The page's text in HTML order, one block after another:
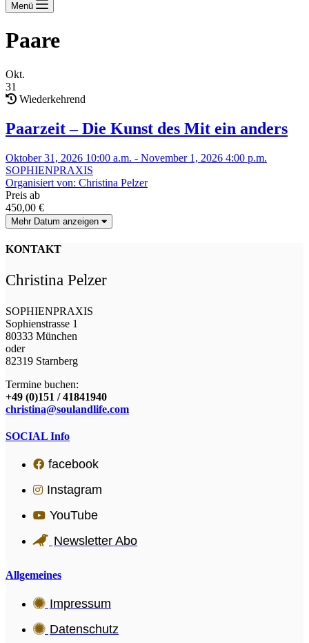
Menü
Paare
Okt.
31
Wiederkehrend
Paarzeit – Die Kunst des Mit ein anders
Oktober 31, 2026 10:00 a.m. - November 1, 2026 4:00 p.m.
SOPHIENPRAXIS
Organisiert von: Christina Pelzer
Preis ab
450,00 €
Mehr Datum anzeigen
KONTAKT
Christina Pelzer
SOPHIENPRAXIS
Sophienstrasse 1
80333 München
oder
82319 Starnberg
Termine buchen:
+49 (0)151 / 41841940
christina@soulandlife.com
SOCIAL Info
facebook
Instagram
YouTube
Newsletter Abo
Allgemeines
Impressum
Datenschutz